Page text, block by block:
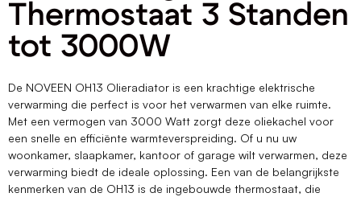
Thermostaat 3 Standen
tot 3000W
De NOVEEN OH13 Olieradiator is een krachtige elektrische
verwarming die perfect is voor het verwarmen van elke ruimte.
Met een vermogen van 3000 Watt zorgt deze oliekachel voor
een snelle en efficiënte warmteverspreiding. Of u nu uw
woonkamer, slaapkamer, kantoor of garage wilt verwarmen, deze
verwarming biedt de ideale oplossing. Een van de belangrijkste
kenmerken van de OH13 is de ingebouwde thermostaat, die